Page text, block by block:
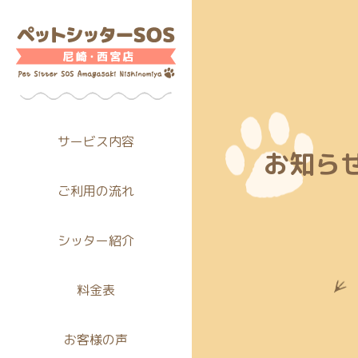
サービス内容
ご利用の流れ
シッター紹介
料金表
お客様の声
お知ら